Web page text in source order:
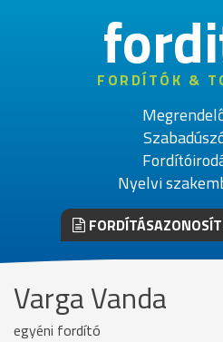
FORDÍTÓK &
Nyelvi
Varga Vanda
egyéni fordító